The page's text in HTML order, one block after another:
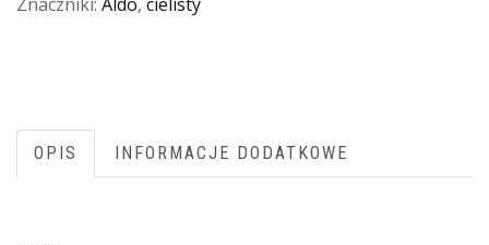
OPIS INFORMACJE DODATKOWE